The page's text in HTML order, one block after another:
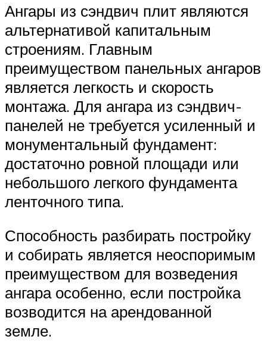
Ангары из сэндвич плит являются
альтернативой капитальным
строениям. Главным
преимуществом панельных ангаров
является легкость и скорость
монтажа. Для ангара из сэндвич-
панелей не требуется усиленный и
монументальный фундамент:
достаточно ровной площади или
небольшого легкого фундамента
ленточного типа.
Способность разбирать постройку
и собирать является неоспоримым
преимуществом для возведения
ангара особенно, если постройка
возводится на арендованной
земле.